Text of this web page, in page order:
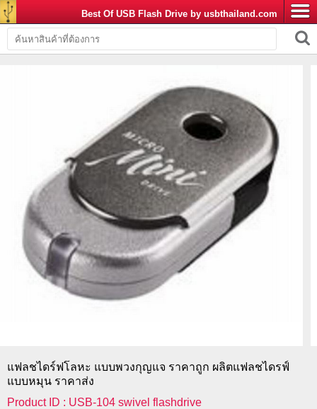
Best Of USB Flash Drive by usbthailand.com
แฟลชไดร์ฟโลหะ แบบพวงกุญแจ ราคาถูก ผลิตแฟลชไดรฟ์
แบบหมุน ราคาส่ง
Product ID : USB-104 swivel flashdrive